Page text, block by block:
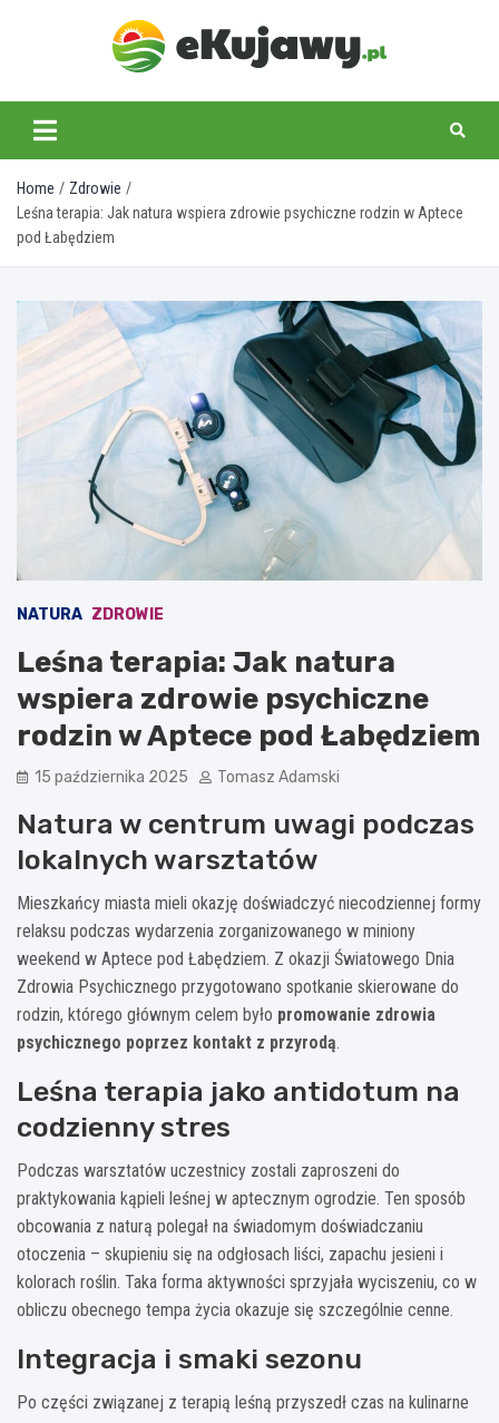
ekujawy.pl
Home
Zdrowie
Leśna terapia: Jak natura wspiera zdrowie psychiczne rodzin w Aptece
pod Łabędziem
NATURA ZDROWIE
Leśna terapia: Jak natura
wspiera zdrowie psychiczne
rodzin w Aptece pod Łabędziem
15 października 2025 Tomasz Adamski
Natura w centrum uwagi podczas
lokalnych warsztatów
Mieszkańcy miasta mieli okazję doświadczyć niecodziennej formy
relaksu podczas wydarzenia zorganizowanego w miniony
weekend w Aptece pod Łabędziem. Z okazji Światowego Dnia
Zdrowia Psychicznego przygotowano spotkanie skierowane do
rodzin, którego głównym celem było promowanie zdrowia
psychicznego poprzez kontakt z przyrodą.
Leśna terapia jako antidotum na
codzienny stres
Podczas warsztatów uczestnicy zostali zaproszeni do
praktykowania kąpieli leśnej w aptecznym ogrodzie. Ten sposób
obcowania z naturą polegał na świadomym doświadczaniu
otoczenia – skupieniu się na odgłosach liści, zapachu jesieni i
kolorach roślin. Taka forma aktywności sprzyjała wyciszeniu, co w
obliczu obecnego tempa życia okazuje się szczególnie cenne.
Integracja i smaki sezonu
Po części związanej z terapią leśną przyszedł czas na kulinarne